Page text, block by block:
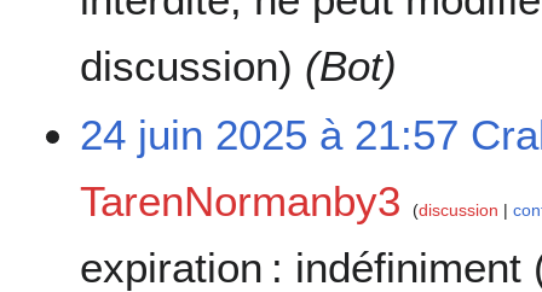
discussion) (Bot)
24 juin 2025 à 21:57
TarenNormanby3
discussion
expiration : indéfiniment